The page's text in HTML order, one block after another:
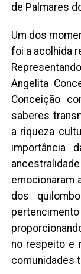
de Palmares
Um dos
foi a acolhida
Angelita
Conceição
saberes
a riqueza
importância
emocionaram
dos
no respeito e
comunidades